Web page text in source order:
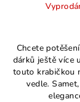
Chcete
dárků ještě více
touto krabičkou
vedle.